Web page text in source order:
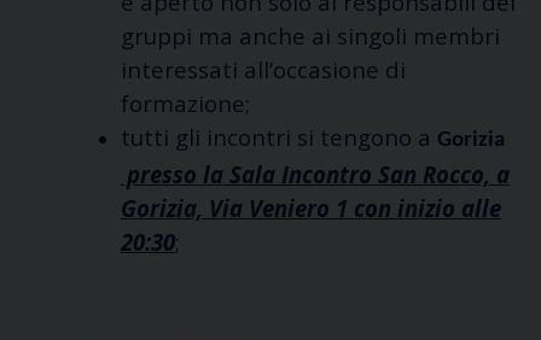
gruppi ma anche ai singoli membri
interessati all’occasione di
formazione;
tutti gli incontri si tengono a Gorizia
presso la Sala Incontro San Rocco, a
Gorizia, Via Veniero 1 con inizio alle
20:30;